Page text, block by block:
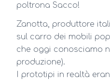
poltrona Sacco!
Zanotta, produttore
sul carro dei mobili
che oggi conosciamo
produzione).
I prototipi in realtà